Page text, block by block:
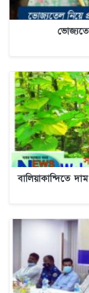
বালিয়াকান্দিতে